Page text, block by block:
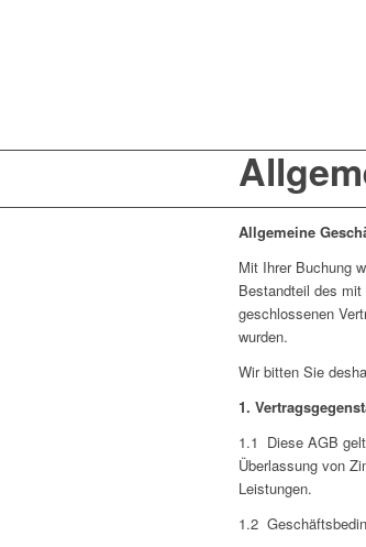
Allgemeine
Mit Ihrer Buchung
Bestandteil des
geschlossenen
wurden.
Wir bitten Sie
1.
1.1 Diese AGB
Überlassung von
Leistungen.
1.2